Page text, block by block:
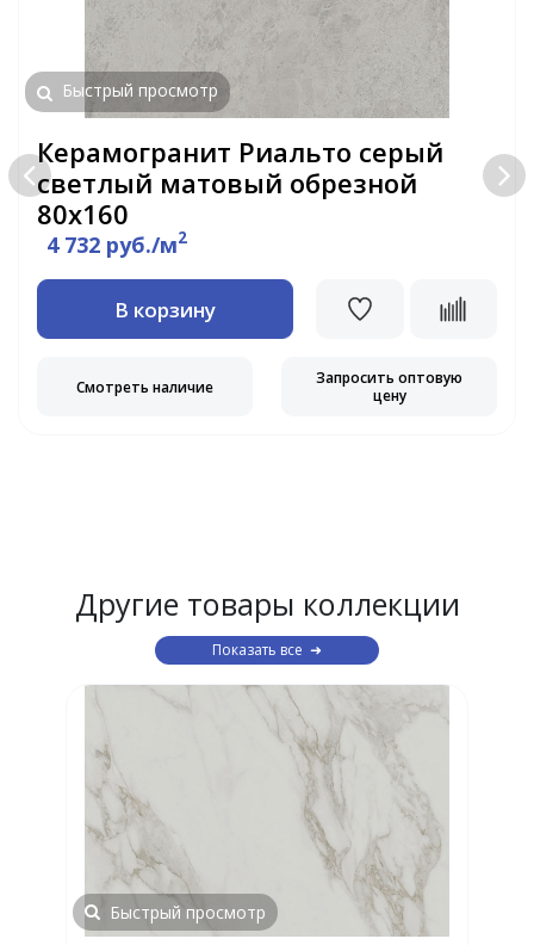
Быстрый просмотр
Керамогранит Риальто серый
светлый матовый обрезной
80х160
4 732 руб./м2
В корзину
Смотреть наличие
Запросить оптовую
цену
Другие товары коллекции
Показать все
Быстрый просмотр